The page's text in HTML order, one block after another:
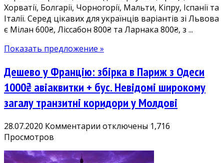
800₴,
Кіпр
800₴,
800₴
обидва
боки
Хорватії, Болгарії, Чорногорії, Мальти, Кіпру, Іспанії та
Італії. Серед цікавих для українців варіантів зі Львова
є Мілан 600₴, Ліссабон 800₴ та Ларнака 800₴, з ...
Показать предложение »
Дешево у Францію: збірка в Париж з Одеси
1000₴ авіаквитки + бус. Невідомі широкому
загалу транзитні коридори у Молдові
28.07.2020 Комментарии котключены 1,716
Просмотров